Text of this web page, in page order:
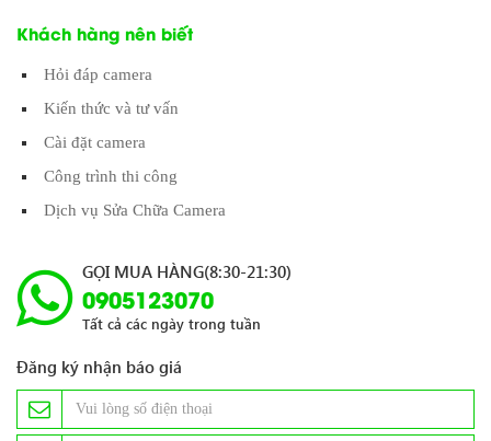
Khách hàng nên biết
Hỏi đáp camera
Kiến thức và tư vấn
Cài đặt camera
Công trình thi công
Dịch vụ Sửa Chữa Camera
GỌI MUA HÀNG(8:30-21:30)
0905123070
Tất cả các ngày trong tuần
Đăng ký nhận báo giá